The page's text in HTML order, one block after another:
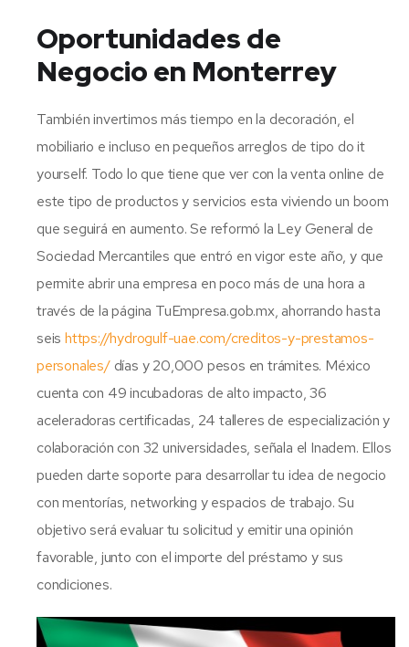
Oportunidades de
Negocio en Monterrey
También invertimos más tiempo en la decoración, el
mobiliario e incluso en pequeños arreglos de tipo do it
yourself. Todo lo que tiene que ver con la venta online de
este tipo de productos y servicios esta viviendo un boom
que seguirá en aumento. Se reformó la Ley General de
Sociedad Mercantiles que entró en vigor este año, y que
permite abrir una empresa en poco más de una hora a
través de la página TuEmpresa.gob.mx, ahorrando hasta
seis https://hydrogulf-uae.com/creditos-y-prestamos-
personales/días y 20,000 pesos en trámites. México
cuenta con 49 incubadoras de alto impacto, 36
aceleradoras certificadas, 24 talleres de especialización y
colaboración con 32 universidades, señala el Inadem. Ellos
pueden darte soporte para desarrollar tu idea de negocio
con mentorías, networking y espacios de trabajo. Su
objetivo será evaluar tu solicitud y emitir una opinión
favorable, junto con el importe del préstamo y sus
condiciones.